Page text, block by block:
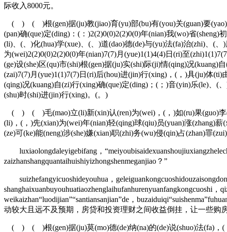
际收入8000元。
( ) ( )根(gen)据(ju)教(jiao)育(yu)部(bu)有(you)关(guan)要(yao)
(pan)确(que)定(ding)：(：)2(2)0(0)2(2)0(0)年(nian)我(wo)省
(li)、(、)化(hua)学(xue)、(、)道(dao)德(de)与(yu)法(fa)治(zhi)、(
为(wei)2(2)0(0)2(2)0(0)年(nian)7(7)月(yue)1(1)4(4)日(ri)至
(ge)设(she)区(qu)市(shi)根(gen)据(ju)实(shi)际(ji)情(qing)况(kuang)
(zai)7(7)月(yue)1(1)7(7)日(ri)后(hou)进(jin)行(xing)，(，)具(ju)体
(qing)况(kuang)自(zi)行(xing)确(que)定(ding)；(；)音(yin)乐(le)、(
(shu)时(shi)进(jin)行(xing)。(。)
( ) ( )毛(mao)立(li)新(xin)认(ren)为(wei)，(，)如(ru)果(guo)李(li)
(li)，(，)先(xian)为(wei)年(nian)轻(qing)球(qiu)员(yuan)涨(zhang)
(ze)可(ke)能(neng)涉(she)嫌(xian)职(zhi)务(wu)侵(qin)占(zhan)罪
luxiaolongdaleyigebifang，
zaizhanshangquantaihuishiyizhongshenmeganjiao？”
suizhefangyicuoshideyouhua，
shanghaixuanbuyouhuatiaozhenglaihufanhurenyuanfangkongcuoshi，
weikaizhan“luodijian”“santiansanjian”de，
动较大且远不及预期，房贷和投资理财之间收益倒挂，让一些购
( ) ( )根(gen)据(ju)莫(mo)德(de)纳(na)的(de)说(shuo)法(fa)，(，)